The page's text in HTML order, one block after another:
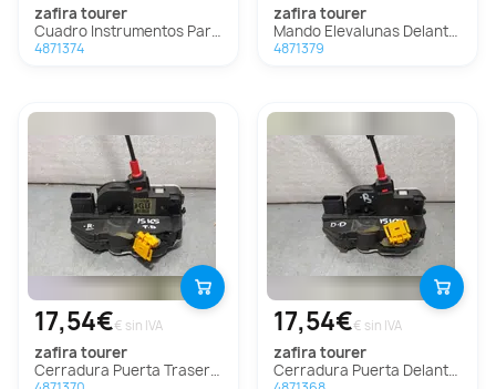
zafira tourer
Cuadro Instrumentos Para Opel Zafira Tourer
4871374
zafira tourer
Mando Elevalunas Delantero Izquierdo Para Opel Zafira Tourer
4871379
17,54€€ sin IVA
zafira tourer
Cerradura Puerta Trasera Derecha Para Opel Zafira Tourer
17,54€€ sin IVA
zafira tourer
Cerradura Puerta Delantera Derecha Para Opel Zafira Tourer